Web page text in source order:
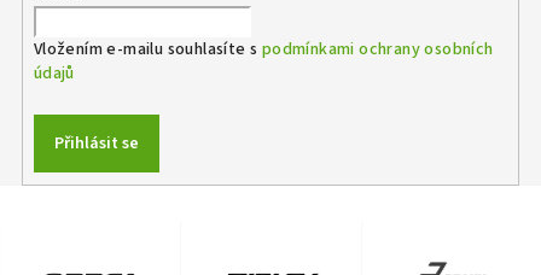
Vložením e-mailu souhlasíte s podmínkami ochrany osobních
údajů
Přihlásit se